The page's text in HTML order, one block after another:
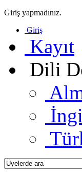
Giriş yapmadınız.
Giriş
Kayıt
Dili